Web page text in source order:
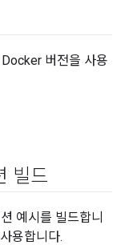
버전을 사용
빌드
예시를 빌드합니
용합니다.